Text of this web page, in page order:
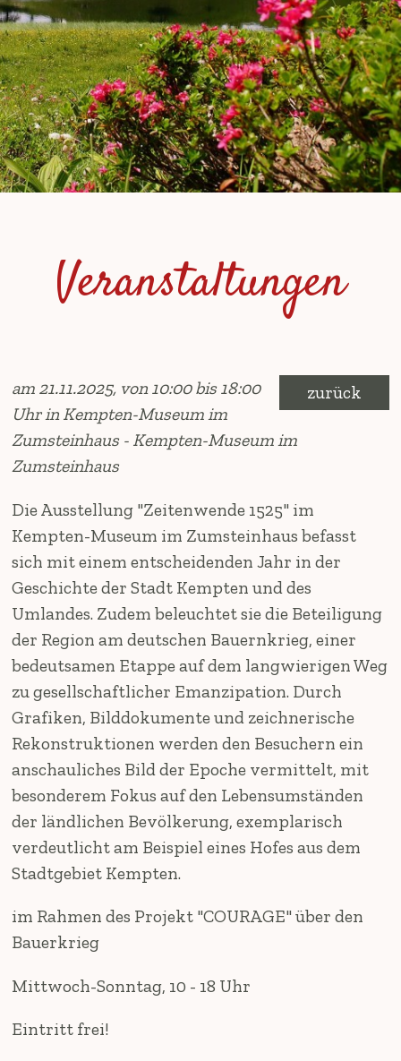
Veranstaltungen
zurück
am 21.11.2025, von 10:00 bis 18:00
Uhr in Kempten-Museum im
Zumsteinhaus - Kempten-Museum im
Zumsteinhaus
Die Ausstellung "Zeitenwende 1525" im
Kempten-Museum im Zumsteinhaus befasst
sich mit einem entscheidenden Jahr in der
Geschichte der Stadt Kempten und des
Umlandes. Zudem beleuchtet sie die Beteiligung
der Region am deutschen Bauernkrieg, einer
bedeutsamen Etappe auf dem langwierigen Weg
zu gesellschaftlicher Emanzipation. Durch
Grafiken, Bilddokumente und zeichnerische
Rekonstruktionen werden den Besuchern ein
anschauliches Bild der Epoche vermittelt, mit
besonderem Fokus auf den Lebensumständen
der ländlichen Bevölkerung, exemplarisch
verdeutlicht am Beispiel eines Hofes aus dem
Stadtgebiet Kempten.
im Rahmen des Projekt "COURAGE" über den
Bauerkrieg
Mittwoch-Sonntag, 10 - 18 Uhr
Eintritt frei!